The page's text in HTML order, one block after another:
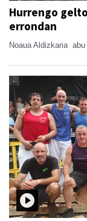
Hurrengo
errondan
Noaua Aldizkaria